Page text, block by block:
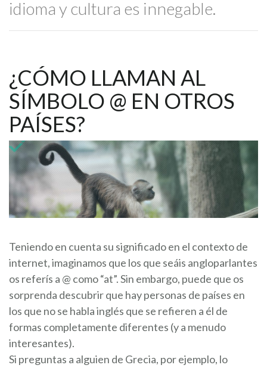
idioma y cultura es innegable.
¿CÓMO LLAMAN AL
SÍMBOLO @ EN OTROS
PAÍSES?
Teniendo en cuenta su significado en el contexto de
internet, imaginamos que los que seáis angloparlantes
os referís a @ como “at”. Sin embargo, puede que os
sorprenda descubrir que hay personas de países en
los que no se habla inglés que se refieren a él de
formas completamente diferentes (y a menudo
interesantes).
Si preguntas a alguien de Grecia, por ejemplo, lo